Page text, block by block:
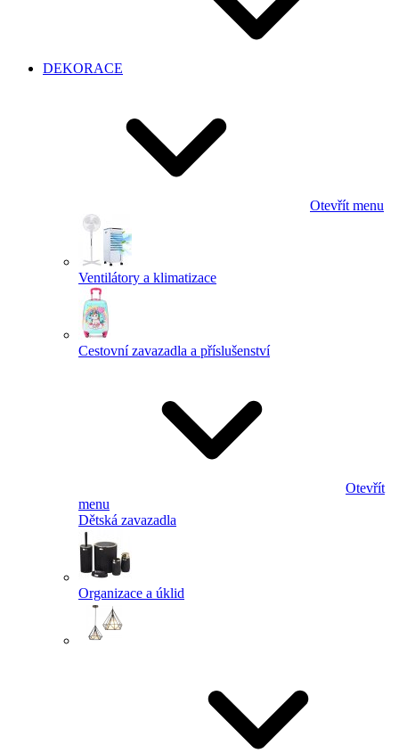
DEKORACE
Otevřít menu
Ventilátory a klimatizace
Cestovní zavazadla a příslušenství
Otevřít
menu
Dětská zavazadla
Organizace a úklid